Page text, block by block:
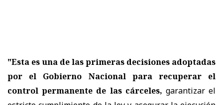
"Esta es una de las primeras decisiones adoptadas
por el Gobierno Nacional para recuperar el
control permanente de las cárceles, garantizar el